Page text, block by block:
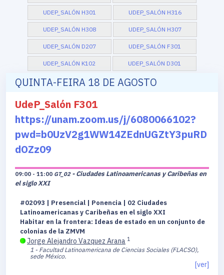
UDEP_SALÓN H301 UDEP_SALÓN H316
UDEP_SALÓN H308 UDEP_SALÓN H307
UDEP_SALÓN D207 UDEP_SALÓN F301
UDEP_SALÓN K102 UDEP_SALÓN D301
QUINTA-FEIRA 18 DE AGOSTO
UdeP_Salón F301
https://unam.zoom.us/j/6080066102?
pwd=b0UzV2g1WW14ZEdnUGZtY3puRD
dOZz09
09:00 - 11:00 GT_02 - Ciudades Latinoamericanas y Caribeñas en
el siglo XXI
#02093 | Presencial | Ponencia | 02 Ciudades
Latinoamericanas y Caribeñas en el siglo XXI
Habitar en la frontera: Ideas de estado en un conjunto de
colonias de la ZMVM
Jorge Alejandro Vazquez Arana 1
1 - Facultad Latinoamericana de Ciencias Sociales (FLACSO),
sede México.
[ver]